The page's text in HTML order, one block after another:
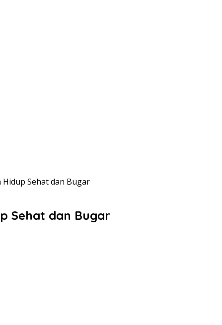
Hidup Sehat dan Bugar
Sehat dan Bugar